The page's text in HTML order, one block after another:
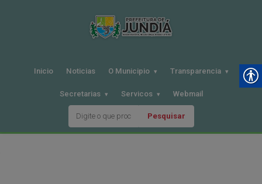
Inicio Noticias O Municipio Transparencia
Secretarias Servicos Webmail
Pesquisar